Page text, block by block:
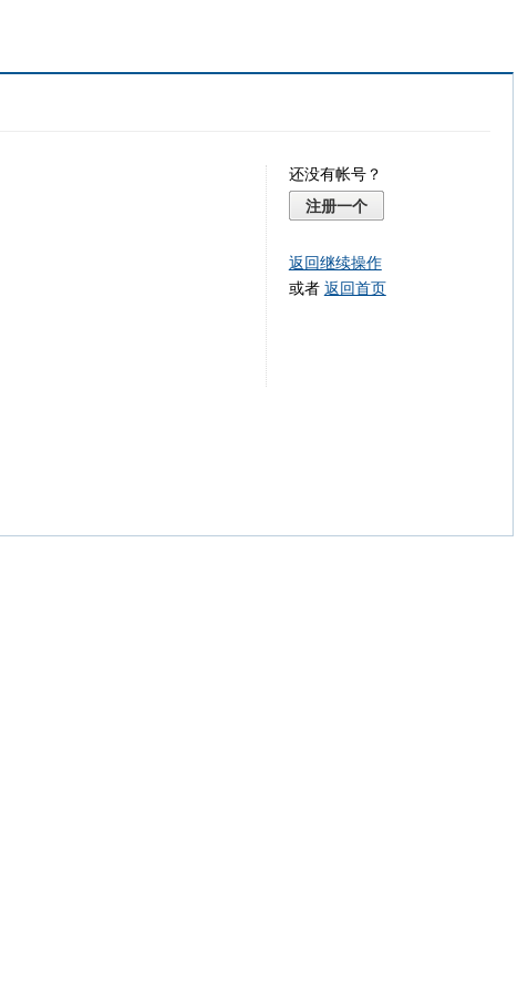
还没有帐号？
注册一个
返回继续操作
或者 返回首页